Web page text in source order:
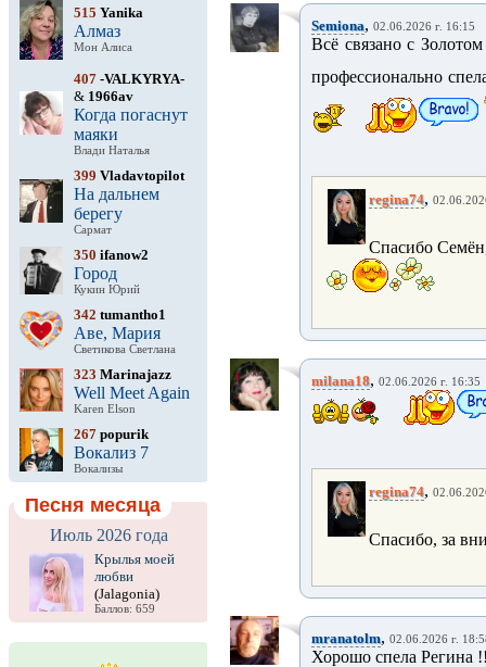
515 Yanika
Алмаз
Мон Алиса
407 -VALKYRYA-
& 1966av
Когда погаснут
маяки
Влади Наталья
399 Vladavtopilot
На дальнем
берегу
Сармат
350 ifanow2
Город
Кукин Юрий
342 tumantho1
Аве, Мария
Светикова Светлана
323 Marinajazz
Well Meet Again
Karen Elson
267 popurik
Вокализ 7
Вокализы
Песня месяца
Июль 2026 года
Крылья моей
любви
(Jalagonia)
Баллов: 659
Semiona, 02.06.2026 г. 16:15
Всё связано с
профессионально
regina74,
Спасибо
milana18, 02.06.2026 г. 16:35
regina74,
Спасибо, за
mranatolm, 02.06.2026 г.
Хорошо спела